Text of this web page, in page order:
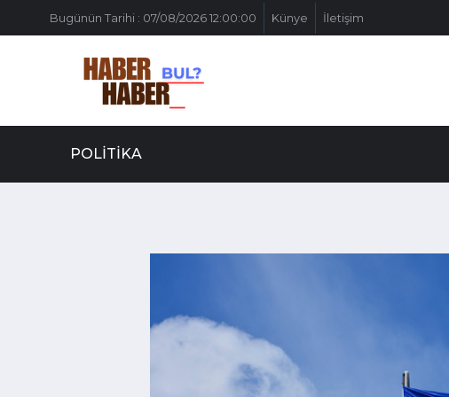
Bugünün Tarihi : 07/08/2026 12:00:00 Künye İletişim
POLITIKA